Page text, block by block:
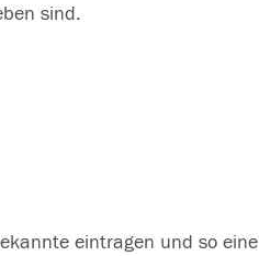
sind.
eintragen und so eine